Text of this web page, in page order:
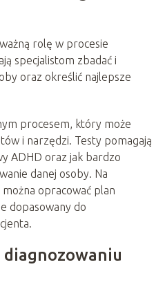
rolę w procesie
specjalistom zbadać i
oraz określić najlepsze
procesem, który może
i narzędzi. Testy pomagają
ADHD oraz jak bardzo
danej osoby. Na
opracować plan
dopasowany do